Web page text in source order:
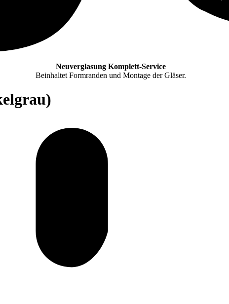
Neuverglasung Komplett-Service
Beinhaltet Formranden und Montage der Gläser.